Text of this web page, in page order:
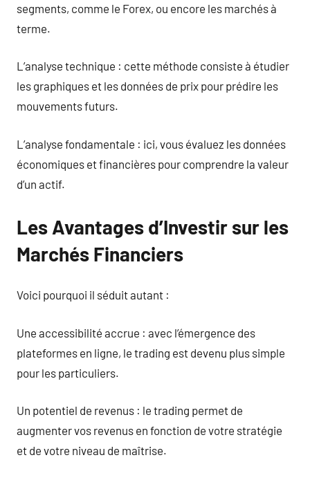
segments, comme le Forex, ou encore les marchés à
terme.
L’analyse technique : cette méthode consiste à étudier
les graphiques et les données de prix pour prédire les
mouvements futurs.
L’analyse fondamentale : ici, vous évaluez les données
économiques et financières pour comprendre la valeur
d’un actif.
Les Avantages d’Investir sur les
Marchés Financiers
Voici pourquoi il séduit autant :
Une accessibilité accrue : avec l’émergence des
plateformes en ligne, le trading est devenu plus simple
pour les particuliers.
Un potentiel de revenus : le trading permet de
augmenter vos revenus en fonction de votre stratégie
et de votre niveau de maîtrise.